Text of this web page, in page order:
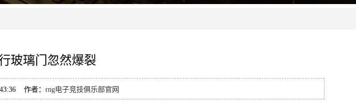
行玻璃门忽然爆裂
作者： rng电子竞技俱乐部官网